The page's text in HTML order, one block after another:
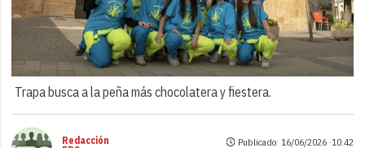
Trapa busca a la peña más chocolatera y fiestera.
Redacción
Publicado: 16/06/2026 ·10:42